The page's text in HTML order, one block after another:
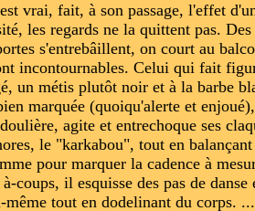
vrai, fait, à son passage, l'effet
les regards ne la quittent pas. Des
s'entrebâillent, on court au
incontournables. Celui qui fait
un métis plutôt noir et à la barbe
marquée (quoiqu'alerte et
agite et entrechoque ses
le "karkabou", tout en balançant
pour marquer la cadence à
coups, il esquisse des pas de danse
tout en dodelinant du corps.